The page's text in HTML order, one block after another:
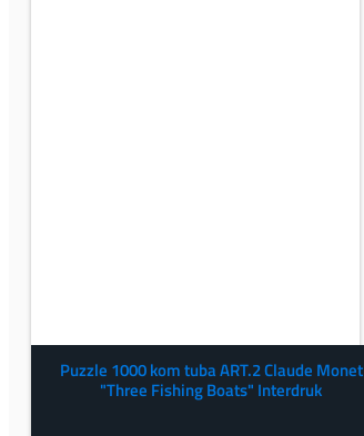
Puzzle 1000 kom tuba ART.2 Claude Monet
"Three Fishing Boats" Interdruk